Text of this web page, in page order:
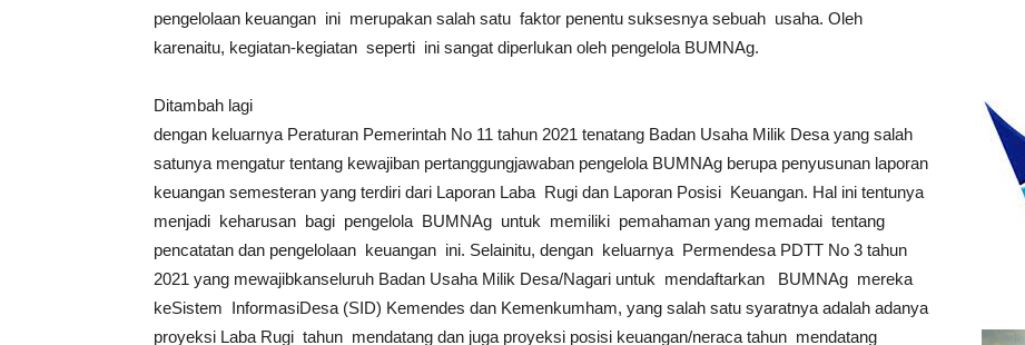
pengelolaan keuangan ini merupakan salah satu faktor penentu suksesnya sebuah usaha. Oleh
karenaitu, kegiatan-kegiatan seperti ini sangat diperlukan oleh pengelola BUMNAg.
Ditambah lagi
dengan keluarnya Peraturan Pemerintah No 11 tahun 2021 tenatang Badan Usaha Milik Desa yang salah
satunya mengatur tentang kewajiban pertanggungjawaban pengelola BUMNAg berupa penyusunan laporan
keuangan semesteran yang terdiri dari Laporan Laba Rugi dan Laporan Posisi Keuangan. Hal ini tentunya
menjadi keharusan bagi pengelola BUMNAg untuk memiliki pemahaman yang memadai tentang
pencatatan dan pengelolaan keuangan ini. Selainitu, dengan keluarnya Permendesa PDTT No 3 tahun
2021 yang mewajibkanseluruh Badan Usaha Milik Desa/Nagari untuk mendaftarkan BUMNAg mereka
keSistem InformasiDesa (SID) Kemendes dan Kemenkumham, yang salah satu syaratnya adalah adanya
proyeksi Laba Rugi tahun mendatang dan juga proyeksi posisi keuangan/neraca tahun mendatang